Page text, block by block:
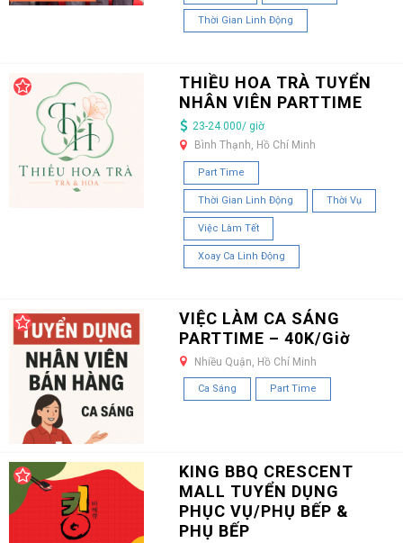
Thời Gian Linh Động
THIỀU HOA TRÀ TUYỂN
NHÂN VIÊN PARTTIME
23-24.000/ giờ
Bình Thạnh, Hồ Chí Minh
Part Time
Thời Gian Linh Động Thời Vụ
Việc Làm Tết
Xoay Ca Linh Động
VIỆC LÀM CA SÁNG
PARTTIME – 40K/Giờ
Nhiều Quận, Hồ Chí Minh
Ca Sáng Part Time
KING BBQ CRESCENT
MALL TUYỂN DỤNG
PHỤC VỤ/PHỤ BẾP &
PHỤ BẾP